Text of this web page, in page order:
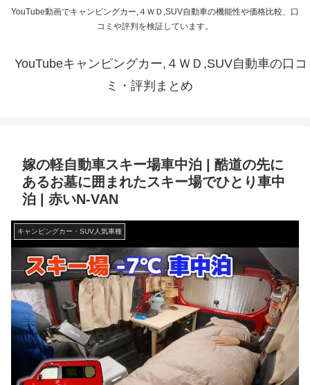
YouTube動画でキャンピングカー,４ＷＤ,SUV自動車の機能性や価格比較、口
コミや評判を検証しています。
YouTubeキャンピングカー,４ＷＤ,SUV自動車の口コ
ミ・評判まとめ
嫁の軽自動車スキー場車中泊 | 酷道の先に
あるお墓に囲まれたスキー場でひとり車中
泊 | 赤いN-VAN
キャンピングカー・SUV人気車種